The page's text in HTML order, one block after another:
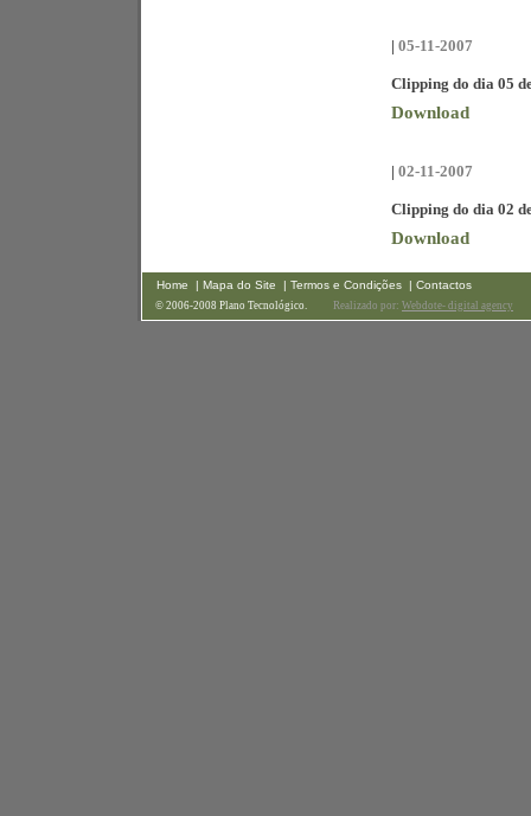
| 05-11-2007
Clipping do dia 05
Download
| 02-11-2007
Clipping do dia 02
Download
Home | Mapa do Site | Termos e Condições | Contactos
© 2006-2008 Plano Tecnológico. Realizado por: Webdote- digital agency